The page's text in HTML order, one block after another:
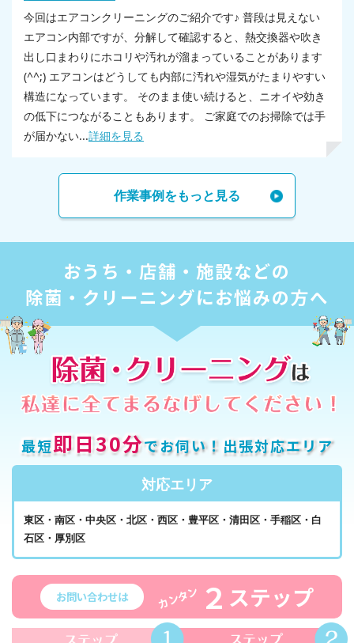
今回はエアコンクリーニングのご紹介です♪ 普段は見えない
エアコン内部ですが、分解して確認すると、熱交換器や吹き
出し口まわりにホコリや汚れが溜まっていることがあります
(^^;) エアコンはどうしても内部に汚れや湿気がたまりやすい
構造になっています。 そのまま使い続けると、ニオイや効き
の低下につながることもあります。 ご家庭でのお掃除では手
が届かない...詳細を見る
作業事例をもっと見る
おうち・店舗・施設などの
除菌・クリーニングにお悩みの方へ
最短即日30分でお伺い！出張対応エリア
対応エリア
東区・南区・中央区・北区・西区・豊平区・清田区・手稲区・白
石区・厚別区
お問い合わせは カンタン ２ ステップ